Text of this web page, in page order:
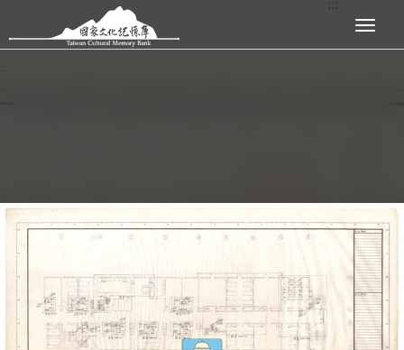
跳到主要內容區塊 展開選單